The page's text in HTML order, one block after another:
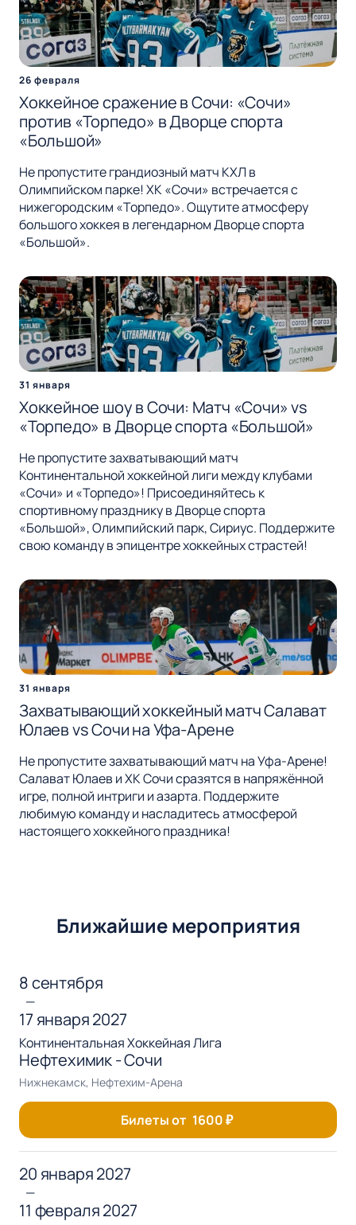
26 февраля
Хоккейное сражение в Сочи: «Сочи»
против «Торпедо» в Дворце спорта
«Большой»
Не пропустите грандиозный матч КХЛ в
Олимпийском парке! ХК «Сочи» встречается с
нижегородским «Торпедо». Ощутите атмосферу
большого хоккея в легендарном Дворце спорта
«Большой».
31 января
Хоккейное шоу в Сочи: Матч «Сочи» vs
«Торпедо» в Дворце спорта «Большой»
Не пропустите захватывающий матч
Континентальной хоккейной лиги между клубами
«Сочи» и «Торпедо»! Присоединяйтесь к
спортивному празднику в Дворце спорта
«Большой», Олимпийский парк, Сириус. Поддержите
свою команду в эпицентре хоккейных страстей!
31 января
Захватывающий хоккейный матч Салават
Юлаев vs Сочи на Уфа-Арене
Не пропустите захватывающий матч на Уфа-Арене!
Салават Юлаев и ХК Сочи сразятся в напряжённой
игре, полной интриги и азарта. Поддержите
любимую команду и насладитесь атмосферой
настоящего хоккейного праздника!
Ближайшие мероприятия
8 сентября
—
17 января 2027
Континентальная Хоккейная Лига
Нефтехимик - Сочи
Нижнекамск, Нефтехим-Арена
Билеты от 1600₽
20 января 2027
—
11 февраля 2027